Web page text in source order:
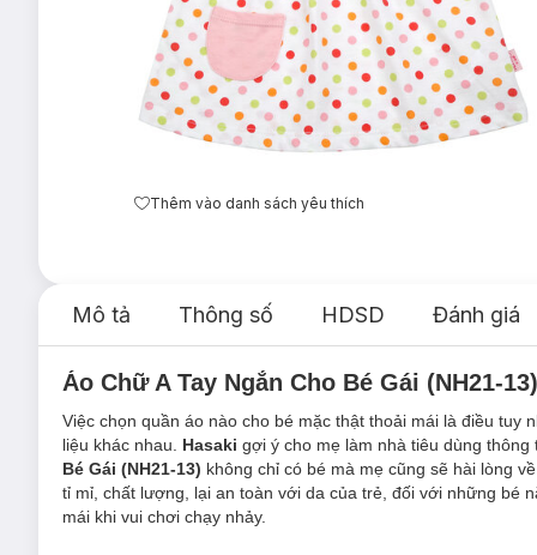
Thêm vào danh sách yêu thích
Mô tả Thông số HDSD Đánh giá
Áo Chữ A Tay Ngắn Cho Bé Gái (NH21-13)
Việc chọn quần áo nào cho bé mặc thật thoải mái là điều
liệu khác nhau. Hasaki gợi ý cho mẹ làm nhà tiêu dùng
Bé Gái (NH21-13) không chỉ có bé mà mẹ cũng sẽ hài lòng
tỉ mỉ, chất lượng, lại an toàn với da của trẻ, đối với những bé
mái khi vui chơi chạy nhảy.